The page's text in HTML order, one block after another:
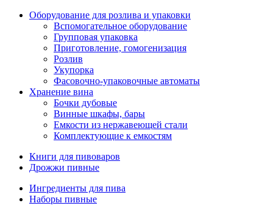
Оборудование для розлива и упаковки
Вспомогательное оборудование
Групповая упаковка
Приготовление, гомогенизация
Розлив
Укупорка
Фасовочно-упаковочные автоматы
Хранение вина
Бочки дубовые
Винные шкафы, бары
Емкости из нержавеющей стали
Комплектующие к емкостям
Книги для пивоваров
Дрожжи пивные
Ингредиенты для пива
Наборы пивные